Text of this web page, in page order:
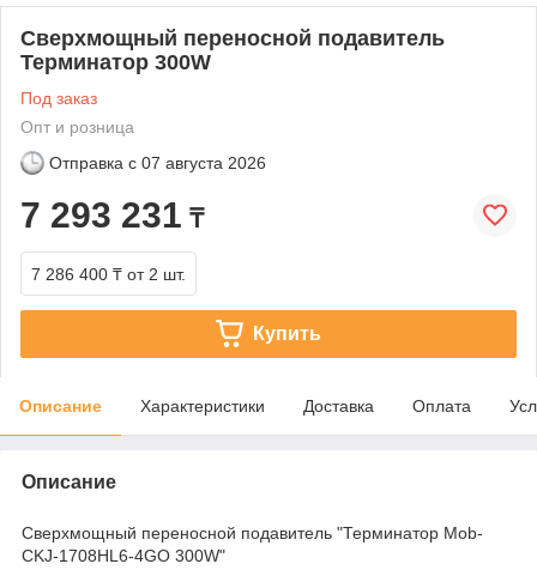
Сверхмощный переносной подавитель
Терминатор 300W
Под заказ
Опт и розница
Отправка с 07 августа 2026
7 293 231 ₸
7 286 400 ₸ от 2 шт.
Купить
Описание Характеристики Доставка Оплата
Описание
Сверхмощный переносной подавитель "Терминатор Mob-
CKJ-1708HL6-4GO 300W"